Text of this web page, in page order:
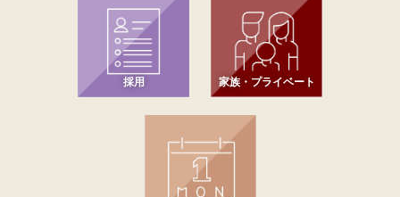
採用 家族・プライベート